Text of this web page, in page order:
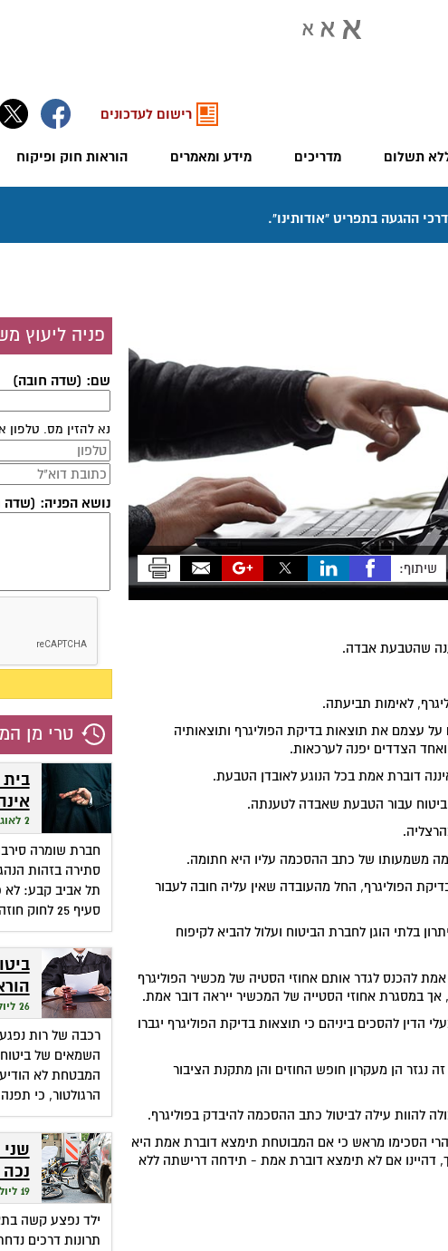
תשלום מדריכים מידע ומאמרים הוראות חוק ופיקוח
רישום לעדכונים
שיתוף:
שהטבעת אבדה.
לאימות תביעתה.
עצמם את תוצאות בדיקת הפוליגרף ותוצאותיה
הצדדים יפנה לערכאות.
דוברת אמת בכל הנוגע לאובדן הטבעת.
עבור הטבעת שאבדה לטענתה.
משמעותו של כתב ההסכמה עליו היא חתומה.
הפוליגרף, החל מהעובדה שאין עליה חובה לעבור
בלתי הוגן לחברת הביטוח ועלול להביא לקיפוח
להכנס לגדר אותם אחוזי הסטיה של מכשיר הפוליגרף
אך במסגרת אחוזי הסטייה של המכשיר ייראה דובר אמת.
להסכים ביניהם כי תוצאות בדיקת הפוליגרף יגברו
נגזר הן מעקרון חופש החוזים והן מתקנת הציבור
להוות עילה לביטול כתב ההסכמה להיבדק בפוליגרף.
הסכימו מראש כי אם המבוטחת תימצא דוברת אמת היא
דהיינו אם לא תימצא דוברת אמת - תידחה דרישתה ללא
פניה ליעוץ
שם: (שדה חובה)
נא להזין מס. טלפון
נושא הפניה: (שדה
טרי מן
2 לאוגוסט 2026
חברת שומרה
סתירה בזהות
תל אביב קבע: לא
סעיף 25 לחוק חוזה הביטוח.
26 ליולי 2026
רכבה של רות
השמאים של
המבטחת לא
הרגולטור, כי
שני
19 ליולי 2026
ילד נפצע קשה
תרונות דרכים